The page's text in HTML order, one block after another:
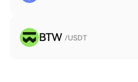
BTW /USDT